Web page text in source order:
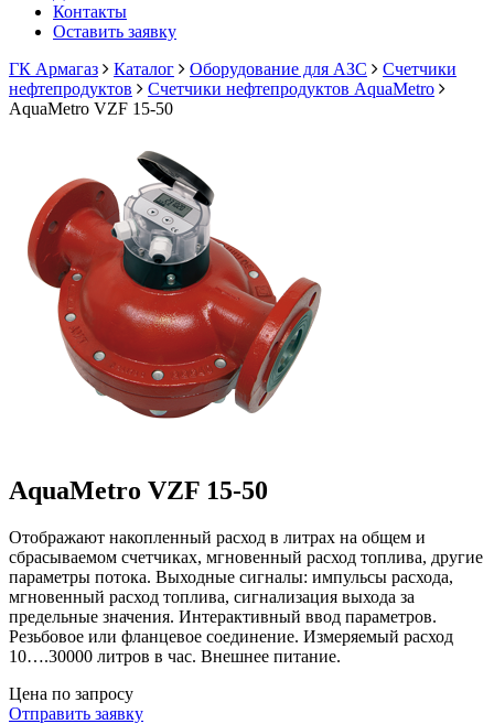
Контакты
Оставить заявку
ГК Армагаз
Каталог Оборудование для АЗС
Счетчики
нефтепродуктов
Счетчики нефтепродуктов AquaMetro
AquaMetro VZF 15-50
AquaMetro VZF 15-50
Отображают накопленный расход в литрах на общем и
сбрасываемом счетчиках, мгновенный расход топлива, другие
параметры потока. Выходные сигналы: импульсы расхода,
мгновенный расход топлива, сигнализация выхода за
предельные значения. Интерактивный ввод параметров.
Резьбовое или фланцевое соединение. Измеряемый расход
10….30000 литров в час. Внешнее питание.
Цена по запросу
Отправить заявку